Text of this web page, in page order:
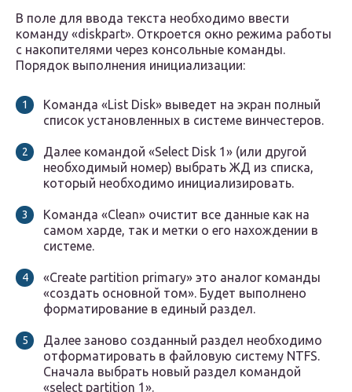
В поле для ввода текста необходимо ввести
команду «diskpart». Откроется окно режима работы
с накопителями через консольные команды.
Порядок выполнения инициализации:
Команда «List Disk» выведет на экран полный
список установленных в системе винчестеров.
Далее командой «Select Disk 1» (или другой
необходимый номер) выбрать ЖД из списка,
который необходимо инициализировать.
Команда «Clean» очистит все данные как на
самом харде, так и метки о его нахождении в
системе.
«Create partition primary» это аналог команды
«создать основной том». Будет выполнено
форматирование в единый раздел.
Далее заново созданный раздел необходимо
отформатировать в файловую систему NTFS.
Сначала выбрать новый раздел командой
«select partition 1».